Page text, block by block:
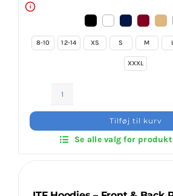
i
8-10 12-14 XS S M
XXXL
Zip
–
Tilføj til kurv
Se alle valg for